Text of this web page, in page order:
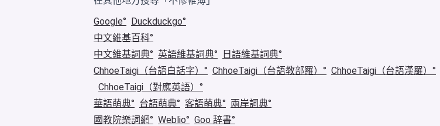
Google
Duckduckgo
中文維基百科
中文維基詞典
英語維基詞典
日語維基詞典
ChhoeTaigi（台語白話字）
ChhoeTaigi（台語教部羅） ChhoeTaigi（台語漢羅）
ChhoeTaigi（對應英語）
華語萌典
台語萌典 客語萌典
兩岸詞典
國教院樂詞網
Weblio Goo 辞書